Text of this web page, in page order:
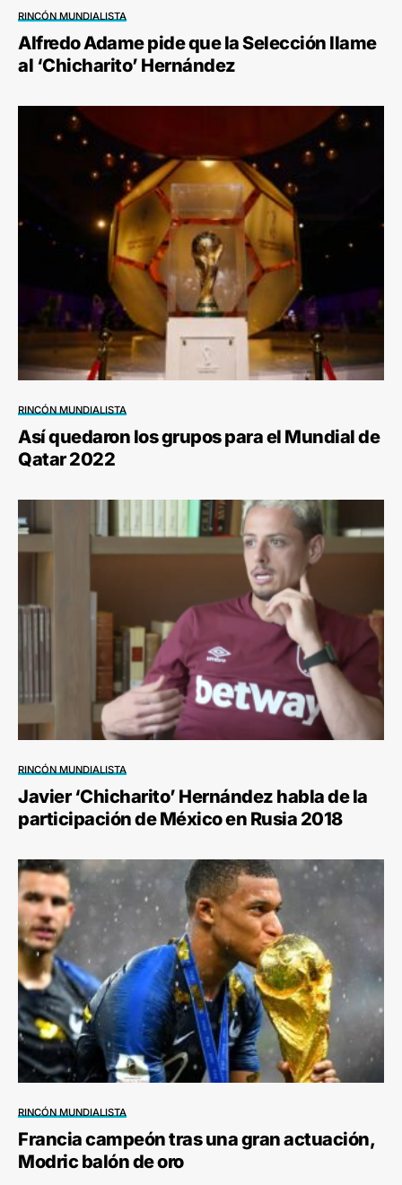
RINCÓN MUNDIALISTA
Alfredo Adame pide que la Selección llame
al ‘Chicharito’ Hernández
RINCÓN MUNDIALISTA
Así quedaron los grupos para el Mundial de
Qatar 2022
RINCÓN MUNDIALISTA
Javier ‘Chicharito’ Hernández habla de la
participación de México en Rusia 2018
RINCÓN MUNDIALISTA
Francia campeón tras una gran actuación,
Modric balón de oro